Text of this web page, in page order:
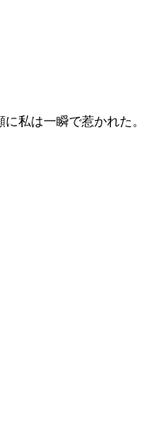
私は一瞬で惹かれた